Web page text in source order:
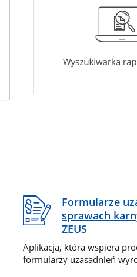
Formularze
sprawach
ZEUS
Aplikacja, która wspiera
formularzy uzasadnień